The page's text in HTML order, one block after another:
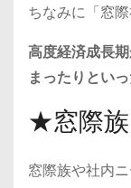
ちなみに「窓
高度経済成長
まったりとい
★窓際族
窓際族や社内